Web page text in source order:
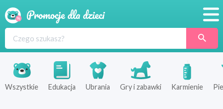
Produkty
Sklepy
Wszystkie Edukacja Ubrania Gry i zabawki Karmienie